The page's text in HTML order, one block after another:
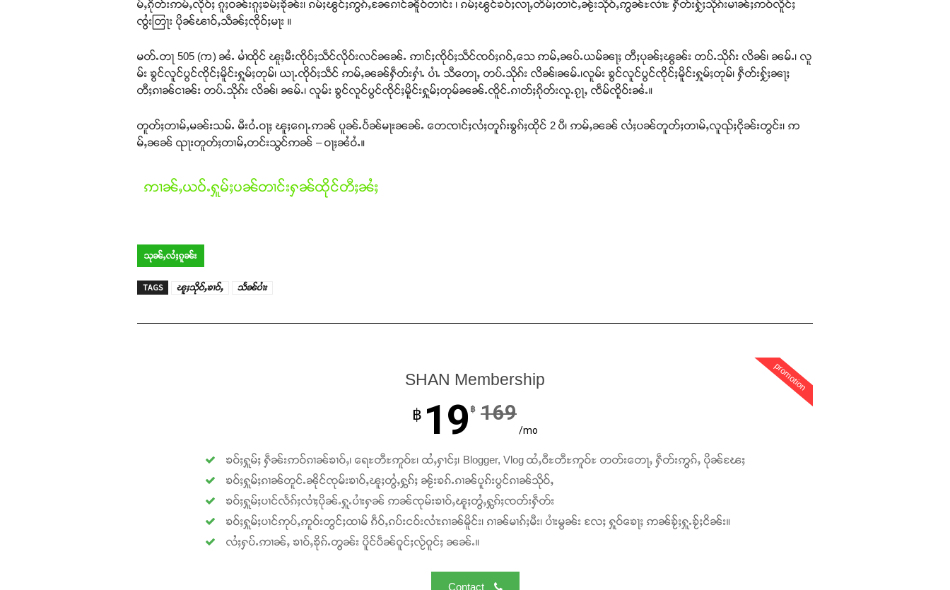
မ်ႇၵိုတ်းဢမ်ႇလိုဝ်ႈ ၵူႈဝၼ်းၵူႈၶမ်ႈၶိုၼ်း၊ ၵမ်ႈၽွင်ႈဢွၵ်ႇၼႄၵၢင်ၼိူဝ်တၢင်း ၊ ၵမ်ႈၽွင်ၶဝ်ႈလႃႇတႅမ်ႈတၢင်ႇၼႂ်းသိုဝ်ႇဢွၼ်ႊလၢႆႊ ႁဵတ်းႁႂ်ႈသိုၵ်းမၢၼ်ႈဢဝ်လိူင်ႈ
ၸွႆးတြႃး ပိုၼ်ၽၢဝ်ႇသဵၼ်ႈၸိုဝ်ႈမႃး ။
မတ်ႉတႃ 505 (က) ၼႆႉ မၢႆထိုင် ၽူႈမီးၸိုဝ်ႈသဵင်လိုဝ်းလင်ၼၼ်ႉ ဢၢင်ႈၸိုဝ်ႈသဵင်ၸဝ်ႈၵဝ်ႇသေ ဢမ်ႇၼပ်ႉယမ်ၼႃႈ တီႈပုၼ်ႈၽွၼ်း တပ်ႉသိုၵ်း လိၼ်၊ ၼမ်ႉ၊ လူ
မ်း ၶွင်လူင်ပွင်ၸိုင်ႈမိူင်းႁူမ်ႈတုမ်၊ ယႃႉၸိုဝ်ႈသဵင် ဢမ်ႇၼၼ်ႁဵတ်းႁၢႆႉ ပၢႆႉ သီတေႃႇ တပ်ႉသိုၵ်း လိၼ်၊ၼမ်ႉ၊လူမ်း ၶွင်လူင်ပွင်ၸိုင်ႈမိူင်းႁူမ်ႈတုမ်၊ ႁဵတ်းႁႂ်ႈၼႃႈ
တီႈၵၢၼ်ငၢၼ်း တပ်ႉသိုၵ်း လိၼ်၊ ၼမ်ႉ၊ လူမ်း ၶွင်လူင်ပွင်ၸိုင်ႈမိူင်းႁူမ်ႈတုမ်ၼၼ်ႉၸိူင်ႉၵၢတ်ႈၵိုတ်းလူႉၵႂႃႇ ၸဵမ်ၸိူဝ်းၼႆႉ။
တူတ်ႈတၢမ်ႇမၼ်းသမ်ႉ မီးဝႆႉဝႃႈ ၽူႈၵေႃႉဢၼ် ပူၼ်ႉပႅၼ်မႃးၼၼ်ႉ တေၸၢင်ႈလႆႈတူၵ်းၶွၵ်ႈထိုင် 2 ပီ၊ ဢမ်ႇၼၼ် လႆႈပၼ်တူတ်ႈတၢမ်ႇလူၺ်ႈငိုၼ်းတွင်း၊ ဢ
မ်ႇၼၼ် ၺႃးတူတ်ႈတၢမ်ႇတင်းသွင်ဢၼ် – ဝႃႈၼႆဝႆႉ။
ဢၢၼ်ႇယဝ်ႉႁူမ်ႈပၼ်တၢင်းႁၼ်ထိုင်တီႈၼႆႈ
သုၼ်ႇလႆႈၵူၼ်း
TAGS ၽူႈသိုဝ်ႇၶၢဝ်ႇ သႅၼ်ပၢႆး
promotion
SHAN Membership
฿ 19 ฿ 169
/mo
ၶဝ်ႈႁူမ်ႈ ႁဵၼ်းဢဝ်ၵၢၼ်ၶၢဝ်ႇ၊ ရေႊတီႊဢူဝ်ႊ၊ ထႆႇႁၢင်ႈ၊ Blogger, Vlog ထႆႇဝီႊတီႊဢူဝ်ႊ တတ်းတေႃႇ ႁဵတ်းဢွၵ်ႇ ပိုၼ်ၽႄႈ
ၶဝ်ႈႁူမ်ႈၵၢၼ်တူင်ႉၼိုင်ၸုမ်းၶၢဝ်ႇၽူႈတွႆႇႁွၵ်ႈ ၼႂ်းၶၵ်ႉၵၢၼ်ပူၵ်းပွင်ၵၢၼ်သိုဝ်ႇ
ၶဝ်ႈႁူမ်ႈပၢင်လႅၵ်ႈလၢႆႈပိုၼ်ႉႁူႉပၢႆးႁၼ် ဢၼ်ၸုမ်းၶၢဝ်ႇၽူႈတွႆႇႁွၵ်ႈၸတ်းႁဵတ်း
ၶဝ်ႈႁူမ်ႈပၢင်ဢုပ်ႇဢူဝ်းတွင်ႈထၢမ် ၵဵဝ်ႇၵပ်းငဝ်းလၢႆးၵၢၼ်မိူင်း၊ ၵၢၼ်မၢၵ်ႈမီး၊ ပၢႆးမွၼ်း လႄႈ ႁူဝ်ၶေႃႈ ဢၼ်ၶႂ်ႈႁူႉၶႂ်ႈငိၼ်း။
လႆႈႁပ်ႉဢၢၼ်ႇ ၶၢဝ်ႇၶိုၵ်ႉတွၼ်း ပိူင်ပဵၼ်ဝူင်ႈလႂ်ဝူင်ႈ ၼၼ်ႉ။
Contact